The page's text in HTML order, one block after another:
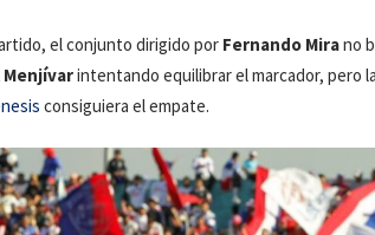
el conjunto dirigido por Fernando Mirano
Menjívarintentando equilibrar el marcador, pero
consiguiera el empate.